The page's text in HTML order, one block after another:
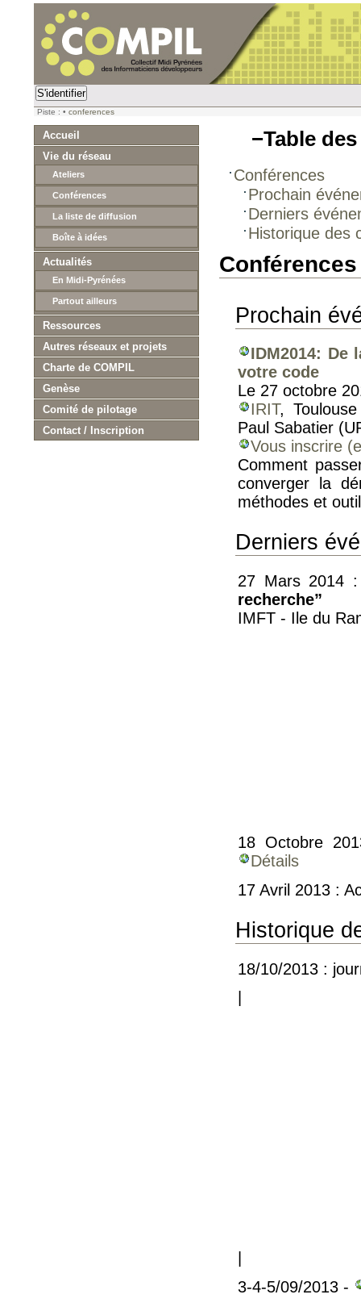
S'identifier
Piste : • conferences
Accueil
Vie du réseau
Ateliers
Conférences
La liste de diffusion
Boîte à idées
Actualités
En Midi-Pyrénées
Partout ailleurs
Ressources
Autres réseaux et projets
Charte de COMPIL
Genèse
Comité de pilotage
Contact / Inscription
−Table
Conférences
Prochain
Derniers
Historique des
Conférences
Prochain
IDM2014:
votre code
Le 27 octobre
IRIT,
Paul Sabatier
Vous inscrire
Comment
converger la
méthodes et
Derniers
27 Mars 2014
recherche”
IMFT - Ile du
18 Octobre
Détails
17 Avril 2013 :
Historique
18/10/2013 :
3-4-5/09/2013 -